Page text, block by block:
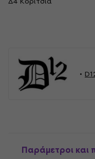
Παράμετροι